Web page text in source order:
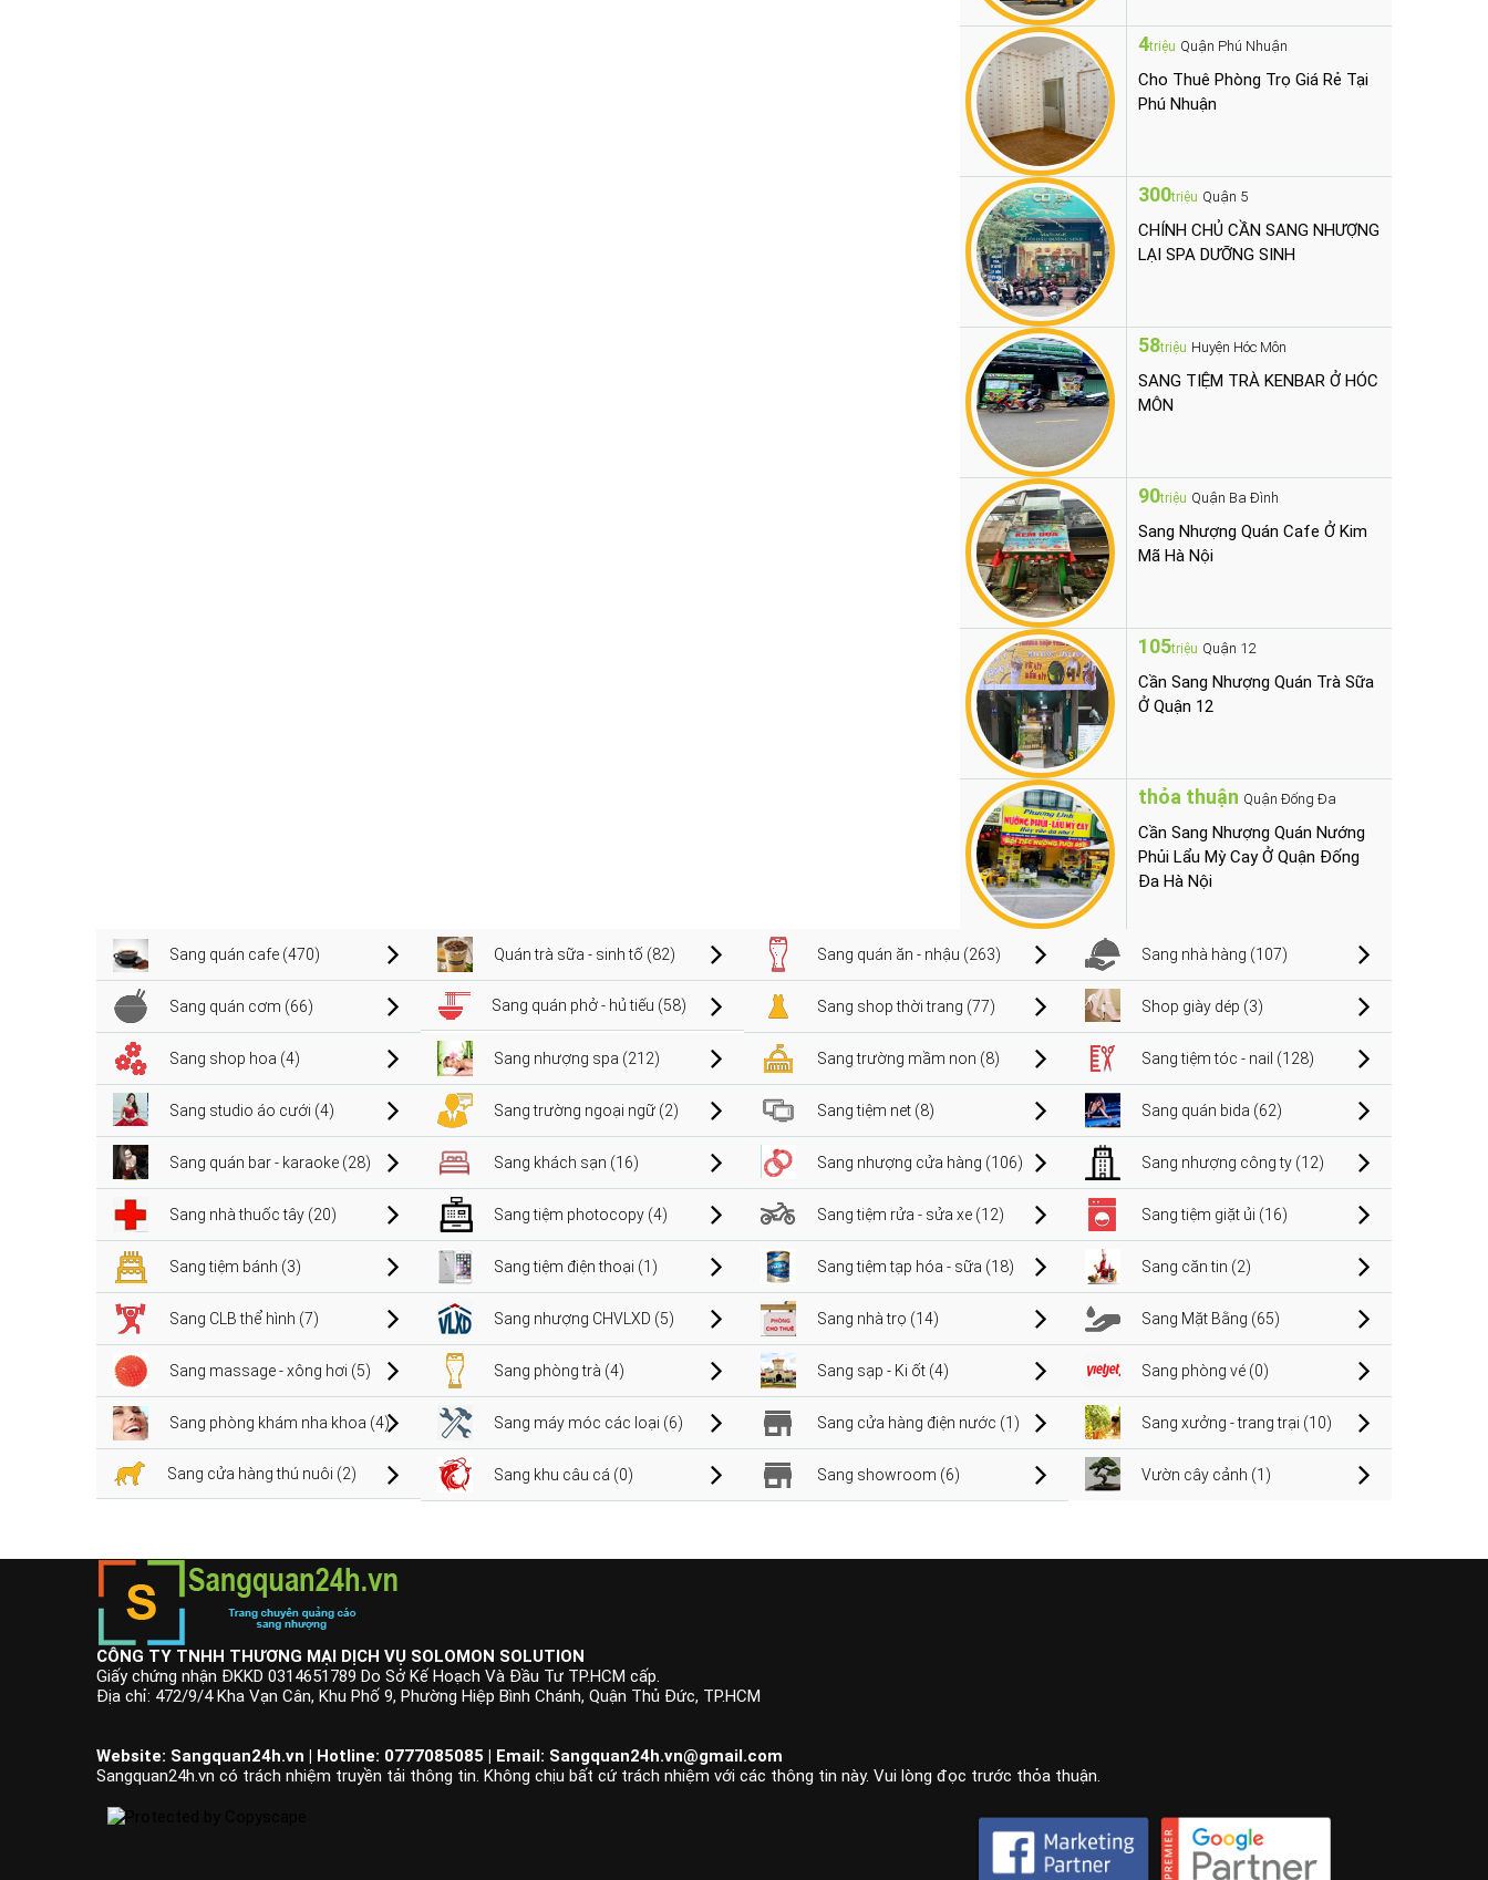
4triệu Quận Phú Nhuận
Cho Thuê Phòng Trọ Giá Rẻ Tại
Phú Nhuận
300triệu Quận 5
CHÍNH CHỦ CẦN SANG NHƯỢNG
LẠI SPA DƯỠNG SINH
58triệu Huyện Hóc Môn
SANG TIỆM TRÀ KENBAR Ở HÓC
MÔN
90triệu Quận Ba Đình
Sang Nhượng Quán Cafe Ở Kim
Mã Hà Nội
105triệu Quận 12
Cần Sang Nhượng Quán Trà Sữa
Ở Quận 12
thỏa thuận Quận Đống Đa
Cần Sang Nhượng Quán Nướng
Phủi Lẩu Mỳ Cay Ở Quận Đống
Đa Hà Nội
Sang quán cafe (470) Quán trà sữa - sinh tố (82) Sang quán ăn - nhậu (263) Sang nhà hàng (107)
Sang quán cơm (66) Sang quán phở - hủ tiếu (58) Sang shop thời trang (77) Shop giày dép (3)
Sang shop hoa (4) Sang nhượng spa (212) Sang trường mầm non (8) Sang tiệm tóc - nail (128)
Sang studio áo cưới (4) Sang trường ngoại ngữ (2) Sang tiệm net (8) Sang quán bida (62)
Sang quán bar - karaoke (28) Sang khách sạn (16) Sang nhượng cửa hàng (106) Sang nhượng công ty (12)
Sang nhà thuốc tây (20) Sang tiệm photocopy (4) Sang tiệm rửa - sửa xe (12) Sang tiệm giặt ủi (16)
Sang tiệm bánh (3) Sang tiệm điện thoại (1) Sang tiệm tạp hóa - sữa (18) Sang căn tin (2)
Sang CLB thể hình (7) Sang nhượng CHVLXD (5) Sang nhà trọ (14) Sang Mặt Bằng (65)
Sang massage - xông hơi (5) Sang phòng trà (4) Sang sạp - Ki ốt (4) Sang phòng vé (0)
Sang phòng khám nha khoa (4) Sang máy móc các loại (6) Sang cửa hàng điện nước (1) Sang xưởng - trang trại (10)
Sang cửa hàng thú nuôi (2) Sang khu câu cá (0) Sang showroom (6) Vườn cây cảnh (1)
CÔNG TY TNHH THƯƠNG MẠI DỊCH VỤ SOLOMON SOLUTION
Giấy chứng nhận ĐKKD 0314651789 Do Sở Kế Hoạch Và Đầu Tư TP.HCM cấp.
Địa chỉ: 472/9/4 Kha Vạn Cân, Khu Phố 9, Phường Hiệp Bình Chánh, Quận Thủ Đức, TP.HCM
Website: Sangquan24h.vn | Hotline: 0777085085 | Email: Sangquan24h.vn@gmail.com
Sangquan24h.vn có trách nhiệm truyền tải thông tin. Không chịu bất cứ trách nhiệm với các thông tin này. Vui lòng đọc trước thỏa thuận.